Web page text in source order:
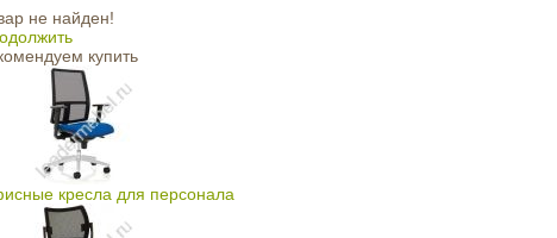
не найден!
купить
кресла для персонала